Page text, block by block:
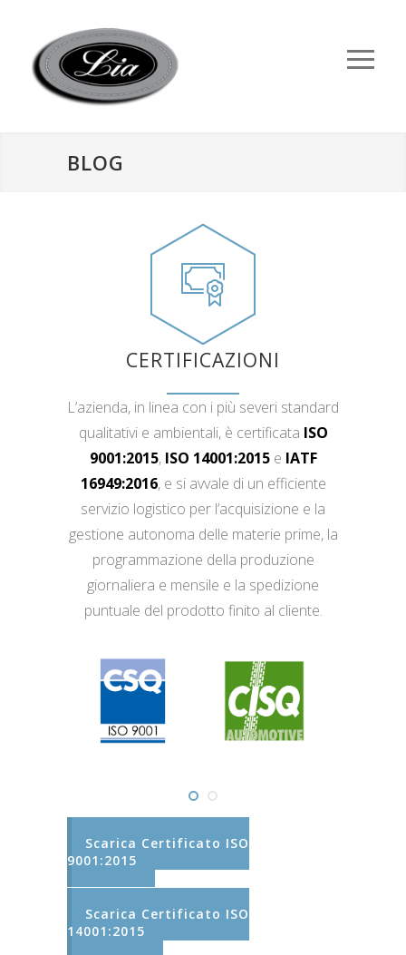
BLOG
CERTIFICAZIONI
L’azienda, in linea con i più severi standard
qualitativi e ambientali, è certificata ISO
9001:2015, ISO 14001:2015e IATF
16949:2016, e si avvale di un efficiente
servizio logistico per l’acquisizione e la
gestione autonoma delle materie prime, la
programmazione della produzione
giornaliera e mensile e la spedizione
puntuale del prodotto finito al cliente.
Scarica Certificato ISO
9001:2015
Scarica Certificato ISO
14001:2015